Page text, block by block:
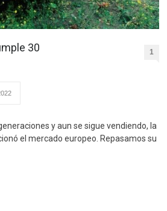
30
1
y aun se sigue vendiendo, la
el mercado europeo. Repasamos su